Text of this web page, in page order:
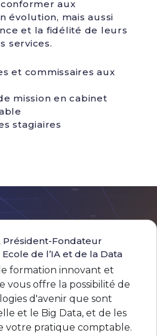
aux
évolution, mais aussi
et la fidélité de leurs
services.
et commissaires aux
mission en cabinet
stagiaires
Président-Fondateur
Ecole de l’IA et de la Data
formation innovant et
vous offre la possibilité de
d'avenir que sont
et le Big Data, et de les
votre pratique comptable.